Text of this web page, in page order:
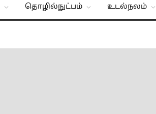
தொழில்நுட்பம் உடல்நலம்